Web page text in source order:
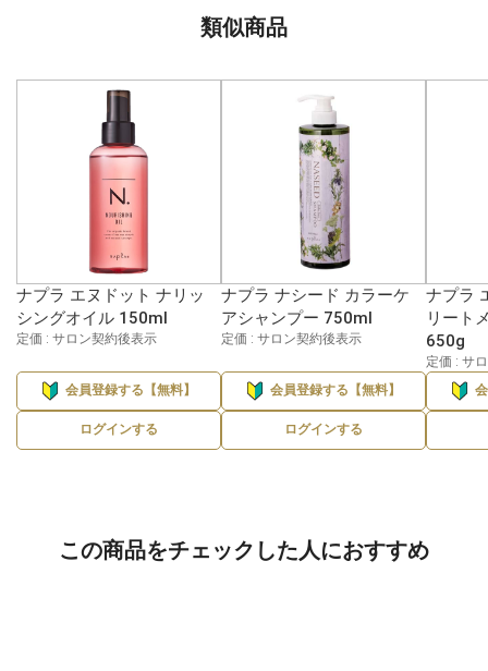
類似商品
ナプラ エヌドット ナリッ
シングオイル 150ml
定価 : サロン契約後表示
会員登録する【無料】
ログインする
ナプラ ナシード カラーケ
アシャンプー 750ml
定価 : サロン契約後表示
会員登録する【無料】
ログインする
ナプラ
リート
650g
定価 : サ
この商品をチェックした人におすすめ